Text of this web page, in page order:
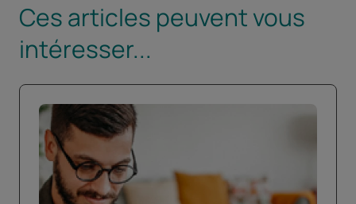
Ces articles peuvent vous
intéresser...